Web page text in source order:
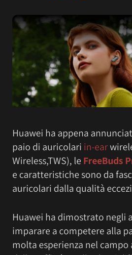
Huawei ha appena
paio di auricolari in-ear
Wireless,TWS), le FreeBuds
e caratteristiche sono da
auricolari dalla qualità
Huawei ha dimostrato negli
imparare a competere alla
molta esperienza nel